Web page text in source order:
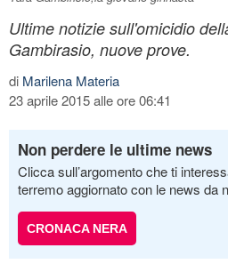
Ultime notizie sull'omicidio
Gambirasio, nuove prove.
di Marilena Materia
23 aprile 2015 alle ore 06:41
Non perdere le ultime news
Clicca sull’argomento che ti
terremo aggiornato con le news da
CRONACA NERA